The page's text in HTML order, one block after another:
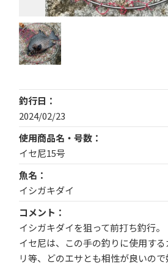
釣行日
2024/02/23
使用商品名・号数
イセ尼15号
魚名
イシガキダイ
コメント
イシガキダイを狙って前打ち釣行。
イセ尼は、この手の釣りに使用す
リ等、どのエサとも相性が良いの